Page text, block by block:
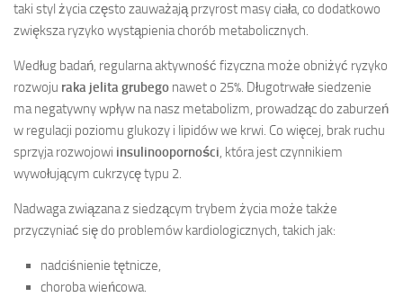
taki styl życia często zauważają przyrost masy ciała, co dodatkowo
zwiększa ryzyko wystąpienia chorób metabolicznych.
Według badań, regularna aktywność fizyczna może obniżyć ryzyko
rozwoju raka jelita grubego nawet o 25%. Długotrwałe siedzenie
ma negatywny wpływ na nasz metabolizm, prowadząc do zaburzeń
w regulacji poziomu glukozy i lipidów we krwi. Co więcej, brak ruchu
sprzyja rozwojowi insulinooporności, która jest czynnikiem
wywołującym cukrzycę typu 2.
Nadwaga związana z siedzącym trybem życia może także
przyczyniać się do problemów kardiologicznych, takich jak:
nadciśnienie tętnicze,
choroba wieńcowa.